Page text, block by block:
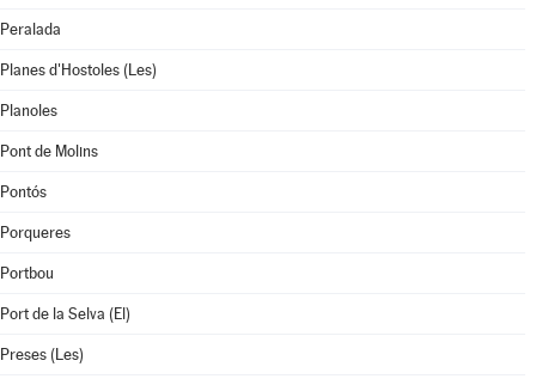
Peralada
Planes d'Hostoles (Les)
Planoles
Pont de Molins
Pontós
Porqueres
Portbou
Port de la Selva (El)
Preses (Les)